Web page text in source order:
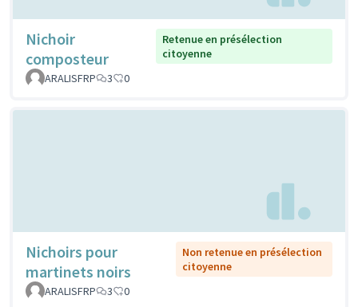
Nichoir
composteur
Retenue en présélection
citoyenne
ARALISFRP
3 0
Nichoirs pour
martinets noirs
Non retenue en présélection
citoyenne
ARALISFRP
3 0